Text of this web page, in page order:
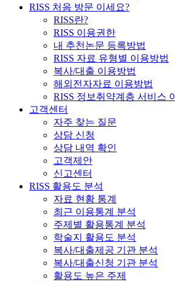
RISS 처음 방문 이세요?
RISS란?
RISS 이용권한
내 추천논문 등록방법
RISS 자료 유형별 이용방법
복사/대출 이용방법
해외전자자료 이용방법
RISS 정보취약계층 서비스
고객센터
자주 찾는 질문
상담 신청
상담 내역 확인
고객제안
신고센터
RISS 활용도 분석
자료 현황 통계
최근 이용통계 분석
주제별 활용통계 분석
학술지 활용도 분석
복사/대출제공 기관 분석
복사/대출신청 기관 분석
활용도 높은 주제